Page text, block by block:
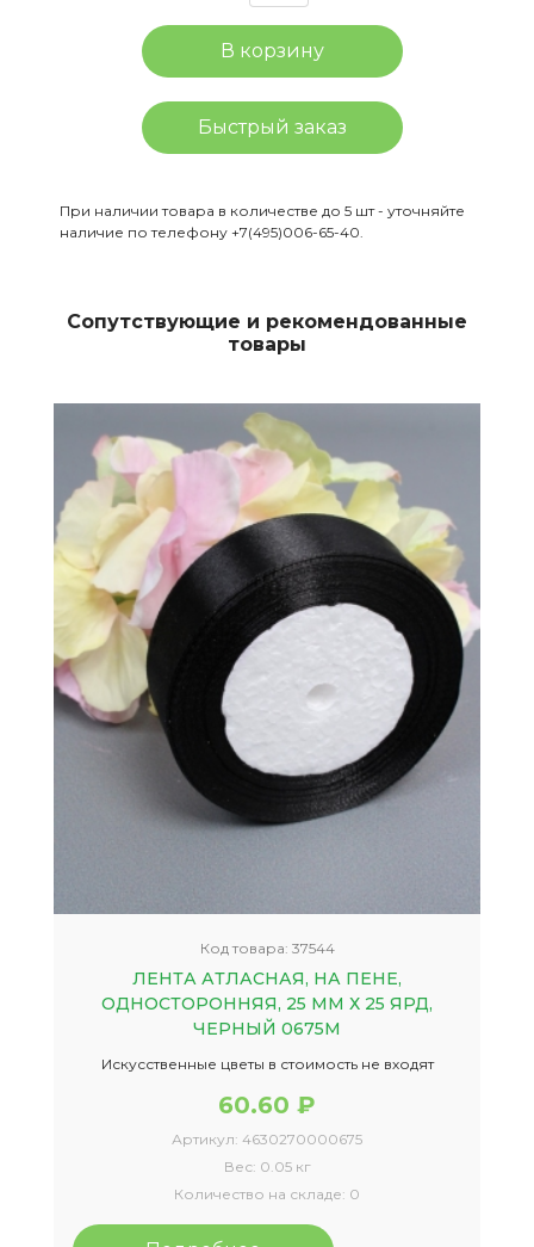
Быстрый заказ
При наличии товара в количестве до 5 шт - уточняйте
наличие по телефону +7(495)006-65-40.
Сопутствующие и рекомендованные
товары
Код товара: 37544
ЛЕНТА АТЛАСНАЯ, НА ПЕНЕ,
ОДНОСТОРОННЯЯ, 25 ММ Х 25 ЯРД,
ЧЕРНЫЙ 0675М
Искусственные цветы в стоимость не входят
60.60 ₽
Артикул: 4630270000675
Вес: 0.05 кг
Количество на складе: 0